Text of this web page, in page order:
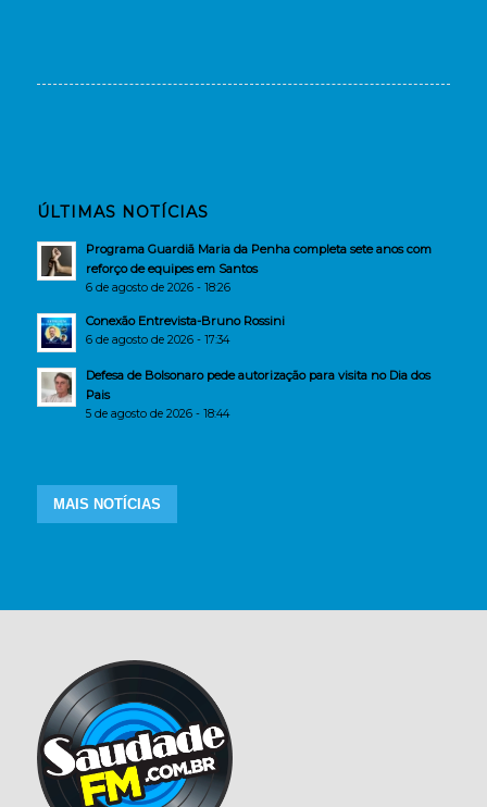
ÚLTIMAS NOTÍCIAS
Programa Guardiã Maria da Penha completa sete anos com
reforço de equipes em Santos
6 de agosto de 2026 - 18:26
Conexão Entrevista-Bruno Rossini
6 de agosto de 2026 - 17:34
Defesa de Bolsonaro pede autorização para visita no Dia dos
Pais
5 de agosto de 2026 - 18:44
MAIS NOTÍCIAS